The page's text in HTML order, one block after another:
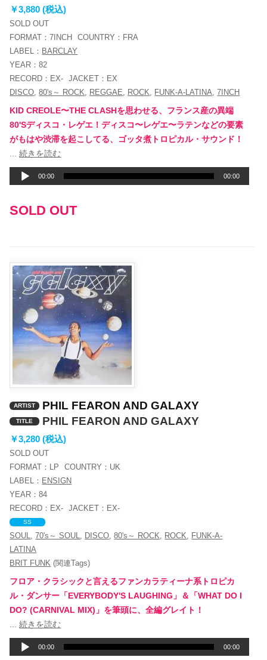
￥3,880 (税込)
SOLD OUT
FORMAT：7INCH COUNTRY： FRA
LABEL： BARCLAY
YEAR：82
RECORD： EX- JACKET： EX
DISCO,80's～ ROCK, REGGAE, ROCK, FUNK-A-LATINA,7INCH
KID CREOLE〜THE CLASHを思わせる、フランス産の異端
80'Sディスコ・レゲエ！ディスコ〜レゲエ〜ラテンなどの要素
がもはや渋滞を起こしてる、ゴッタ煮トロピカル・サウンド！
続きを読む
声
プ
ー
00:00 00:00
SOLD OUT
ARTIST PHIL FEARON AND GALAXY
TITLE PHIL FEARON AND GALAXY
￥3,280 (税込)
SOLD OUT
FORMAT： LP COUNTRY： UK
LABEL： ENSIGN
YEAR：84
RECORD： EX- JACKET： EX-
SS
SOUL,70's～ SOUL, DISCO,80's～ ROCK, ROCK, FUNK-A-
LATINA
BRIT FUNK (関連Tags)
フロア・クラシックと言えるファンカラティーナ系トロピカ
ル・ダンサー「EVERYBODY'S LAUGHING」＆「WHAT DO I
DO? (CARNIVAL MIX)」を筆頭に、全編グレイト！
... 続きを読む
声
プ
00:00 00:00